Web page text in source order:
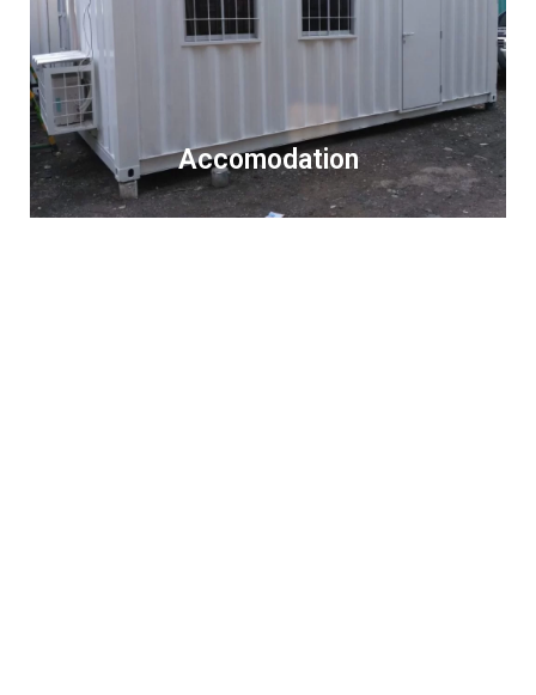
Accomodation